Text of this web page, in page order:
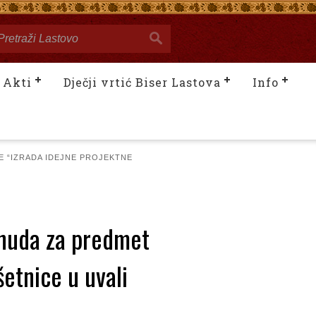
Akti Dječji vrtić Biser Lastova Info
“IZRADA IDEJNE PROJEKTNE
za predmet
u uvali